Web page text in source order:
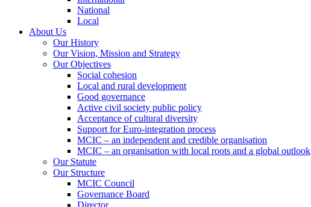
National
Local
About Us
Our History
Our Vision, Mission and Strategy
Our Objectives
Social cohesion
Local and rural development
Good governance
Active civil society public policy
Acceptance of cultural diversity
Support for Euro-integration process
MCIC – an independent and credible organisation
MCIC – an organisation with local roots and a global outlook
Our Statute
Our Structure
MCIC Council
Governance Board
Director